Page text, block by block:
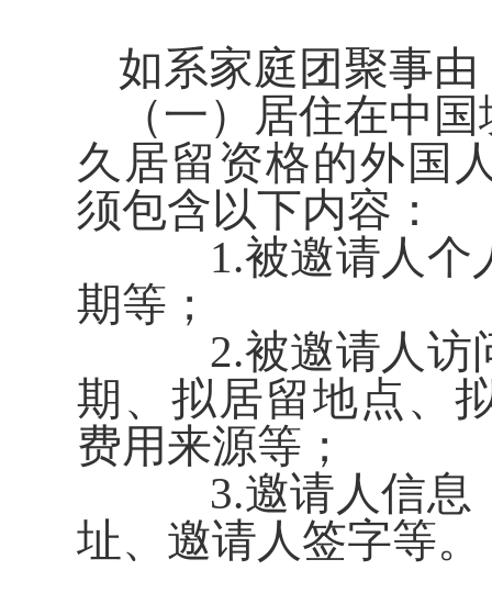
如系家庭团聚事
（一）居住在中
久居留资格的外国
须包含以下内容：
1.被邀请人个
期等；
2.被邀请人访
期、拟居留地点、
费用来源等；
3.邀请人信息
址、邀请人签字等。